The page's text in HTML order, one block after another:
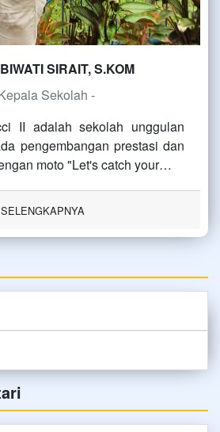
SIRAIT, S.KOM
Sekolah -
II adalah sekolah unggulan
pengembangan prestasi dan
moto "Let's catch your…
SELENGKAPNYA